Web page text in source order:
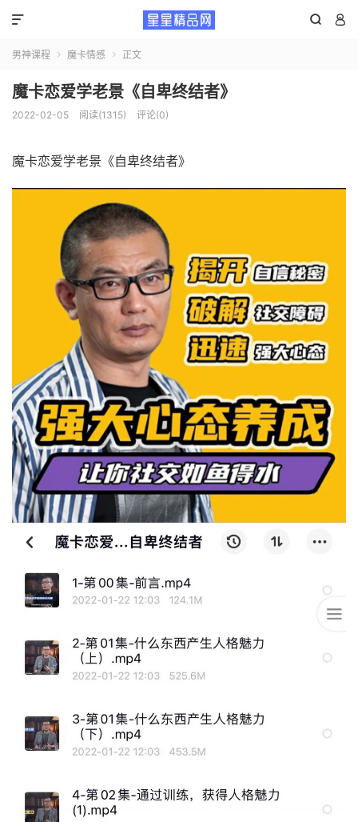
 

男神课程  魔卡情感  正文
魔卡恋爱学老景《自卑终结者》
2022-02-05 阅读(1315) 评论(0)
魔卡恋爱学老景《自卑终结者》